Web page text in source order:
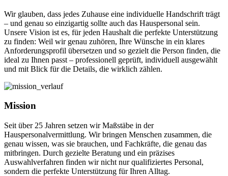
Wir glauben, dass jedes Zuhause eine individuelle Handschrift trägt
– und genau so einzigartig sollte auch das Hauspersonal sein.
Unsere Vision ist es, für jeden Haushalt die perfekte Unterstützung
zu finden: Weil wir genau zuhören, Ihre Wünsche in ein klares
Anforderungsprofil übersetzen und so gezielt die Person finden, die
ideal zu Ihnen passt – professionell geprüft, individuell ausgewählt
und mit Blick für die Details, die wirklich zählen.
Mission
Seit über 25 Jahren setzen wir Maßstäbe in der
Hauspersonalvermittlung. Wir bringen Menschen zusammen, die
genau wissen, was sie brauchen, und Fachkräfte, die genau das
mitbringen. Durch gezielte Beratung und ein präzises
Auswahlverfahren finden wir nicht nur qualifiziertes Personal,
sondern die perfekte Unterstützung für Ihren Alltag.